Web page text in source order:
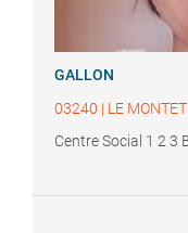
GALLON
03240 | LE MONTET
Centre Social 1 2 3